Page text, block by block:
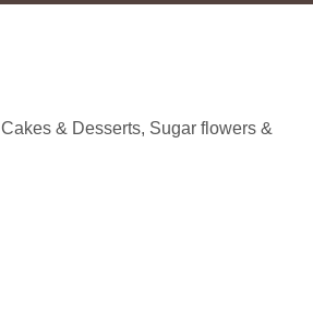
Cakes & Desserts, Sugar flowers &